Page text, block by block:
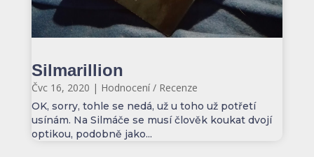
Silmarillion
Čvc 16, 2020 | Hodnocení / Recenze
OK, sorry, tohle se nedá, už u toho už potřetí
usínám. Na Silmáče se musí člověk koukat dvojí
optikou, podobně jako...